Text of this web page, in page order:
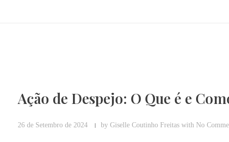
Ação de Despejo: O Que é e
26 de Setembro de 2024 by Giselle Coutinho Freitas with No